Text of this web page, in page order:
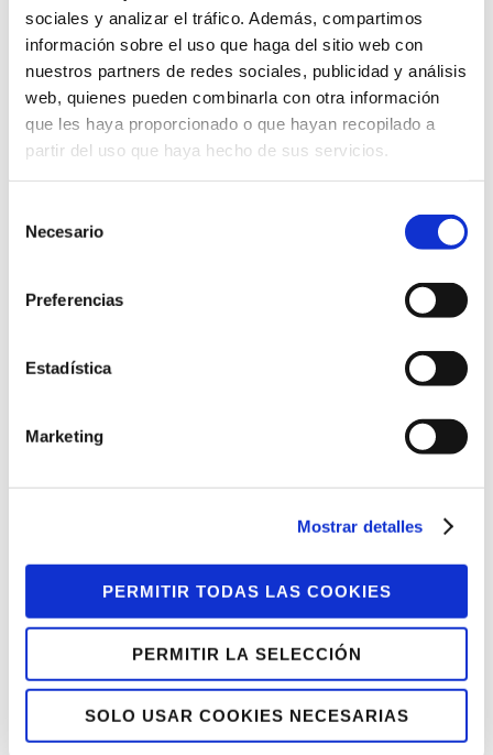
sociales y analizar el tráfico. Además, compartimos
información sobre el uso que haga del sitio web con
nuestros partners de redes sociales, publicidad y análisis
web, quienes pueden combinarla con otra información
que les haya proporcionado o que hayan recopilado a
partir del uso que haya hecho de sus servicios.
Necesario
Preferencias
Estadística
Marketing
Mostrar detalles
PERMITIR TODAS LAS COOKIES
PERMITIR LA SELECCIÓN
SOLO USAR COOKIES NECESARIAS
Apoyo de Lantegi Batuak, las empresas
interesadas en contratar a personas con
discapacidad encuentran todo el
asesoramiento gratuito que necesitan
para llevar a cabo esta contratación. El
equipo de profesionales que lo
sobre legislación y ayudas y acompañar,
contratada, aportando apoyos, formación
pasado año, son ya 140 las personas las
personas que están trabajando en 99
empresas que han apostado por la
inclusión y la diversidad, contribuyendo
así a una Bizkaia más responsable.
Pinterest
Google+
LinkedIn